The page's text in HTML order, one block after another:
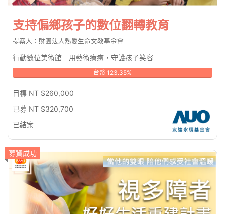
支持偏鄉孩子的數位翻轉教育
提案人：財團法人熱愛生命文教基金會
行動數位美術館－用藝術療癒，守護孩子笑容
台幣 123.35%
目標 NT $260,000
已募 NT $320,700
已結案
募資成功